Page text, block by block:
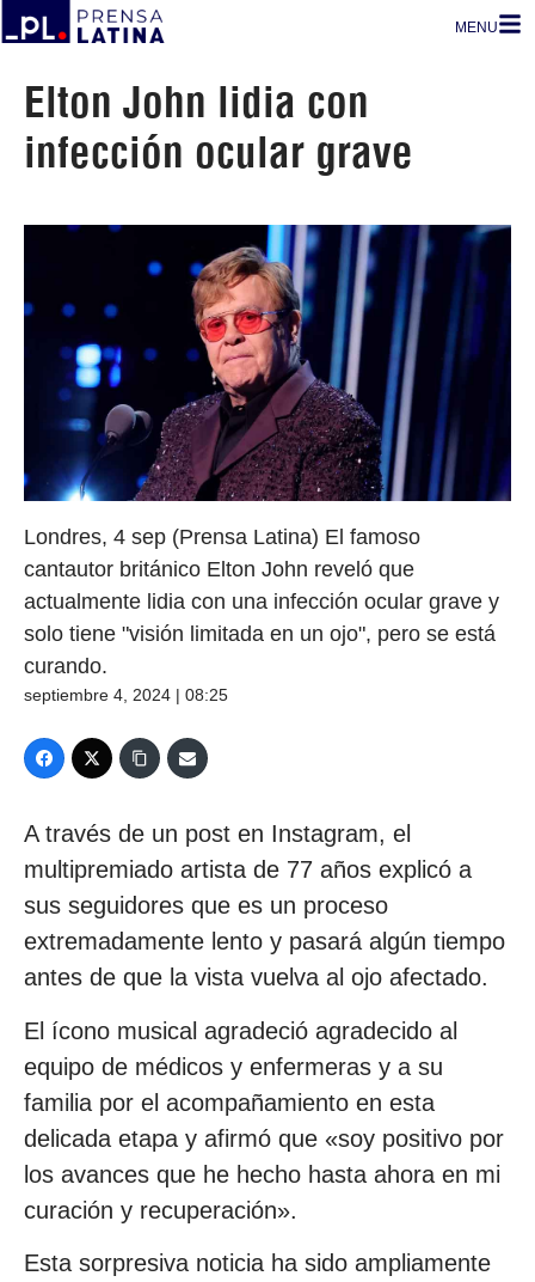
MENU
Elton John lidia con
infección ocular grave
Londres, 4 sep (Prensa Latina) El famoso
cantautor británico Elton John reveló que
actualmente lidia con una infección ocular grave y
solo tiene "visión limitada en un ojo", pero se está
curando.
septiembre 4, 2024 | 08:25
A través de un post en Instagram, el
multipremiado artista de 77 años explicó a
sus seguidores que es un proceso
extremadamente lento y pasará algún tiempo
antes de que la vista vuelva al ojo afectado.
El ícono musical agradeció agradecido al
equipo de médicos y enfermeras y a su
familia por el acompañamiento en esta
delicada etapa y afirmó que «soy positivo por
los avances que he hecho hasta ahora en mi
curación y recuperación».
Esta sorpresiva noticia ha sido ampliamente